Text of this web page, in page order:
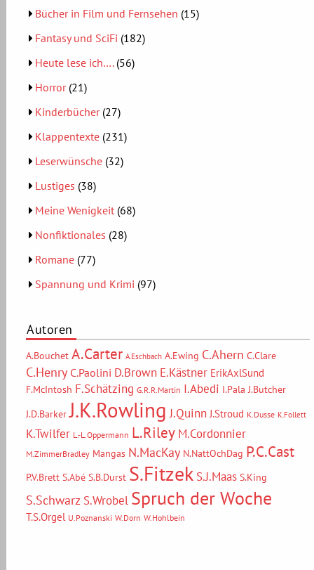
Bücher in Film und Fernsehen (15)
Fantasy und SciFi (182)
Heute lese ich….(56)
Horror(21)
Kinderbücher(27)
Klappentexte (231)
Leserwünsche (32)
Lustiges (38)
Meine Wenigkeit (68)
Nonfiktionales (28)
Romane (77)
Spannung und Krimi (97)
Autoren
A.Bouchet A.Carter A.Eschbach A.Ewing C.Ahern C.Clare
C.Henry C.Paolini D.Brown E.Kästner ErikAxlSund
F.McIntosh F.Schätzing G.R.R.Martin I.Abedi I.Pala J.Butcher
J.D.Barker J.K.Rowling J.Quinn J.Stroud K.Dusse K.Follett
K.Twilfer L.-L.Oppermann L.Riley M.Cordonnier
M.ZimmerBradley Mangas N.MacKay N.NattOchDag P.C.Cast
P.V.Brett S.Abé S.B.Durst S.Fitzek S.J.Maas S.King
S.Schwarz S.Wrobel Spruch der Woche
T.S.Orgel U.Poznanski W.Dorn W.Hohlbein